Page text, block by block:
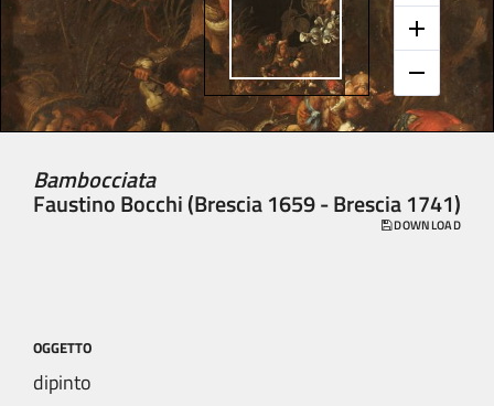
Bambocciata
Faustino Bocchi (Brescia 1659 - Brescia 1741)
DOWNLOAD
OGGETTO
dipinto